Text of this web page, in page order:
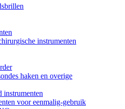
instrumenten
haken en overige
instrumenten
voor eenmalig-gebruik